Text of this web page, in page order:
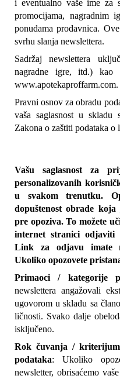
i eventualno vaše ime za
promocijama, nagradnim
ponudama prodavnica.
svrhu slanja newslettera.
Sadržaj newslettera
nagradne igre, itd.)
www.apotekaproffarm.com.
Pravni osnov za obradu
vaša saglasnost u
Zakona o zaštiti podataka o
Vašu saglasnost za
personalizovanih
u svakom trenutku.
dopuštenost obrade
pre opoziva. To možete
internet stranici odjaviti
Link za odjavu imate
Ukoliko opozovete
Primaoci / kategorije
newslettera angažovali
ugovorom u skladu sa
ličnosti. Svako dalje
isključeno.
Rok čuvanja /
podataka: Ukoliko
newsletter, obrisaćemo